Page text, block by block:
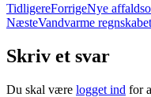
TidligereForrigeNye
NæsteVandvarme
Skriv et svar
Du skal være logget ind for